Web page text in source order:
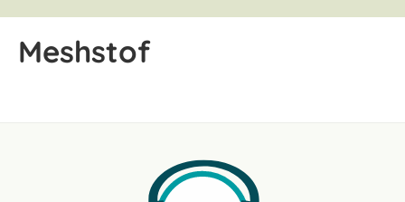
Meshstof